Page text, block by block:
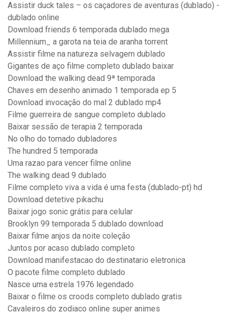
Assistir duck tales – os caçadores de aventuras (dublado) -
dublado online
Download friends 6 temporada dublado mega
Millennium_ a garota na teia de aranha torrent
Assistir filme na natureza selvagem dublado
Gigantes de aço filme completo dublado baixar
Download the walking dead 9ª temporada
Chaves em desenho animado 1 temporada ep 5
Download invocação do mal 2 dublado mp4
Filme guerreira de sangue completo dublado
Baixar sessão de terapia 2 temporada
No olho do tornado dubladores
The hundred 5 temporada
Uma razao para vencer filme online
The walking dead 9 dublado
Filme completo viva a vida é uma festa (dublado-pt) hd
Download detetive pikachu
Baixar jogo sonic grátis para celular
Brooklyn 99 temporada 5 dublado download
Baixar filme anjos da noite coleção
Juntos por acaso dublado completo
Download manifestacao do destinatario eletronica
O pacote filme completo dublado
Nasce uma estrela 1976 legendado
Baixar o filme os croods completo dublado gratis
Cavaleiros do zodiaco online super animes